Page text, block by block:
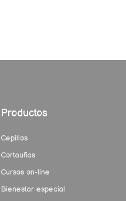
Productos
Cepillos
Cortauñas
Cursos on-line
Bienestar especial